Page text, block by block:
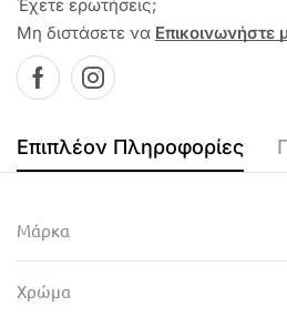
Έχετε ερωτήσεις;
Μη διστάσετε να Επικοινωνήστε
Επιπλέον Πληροφορίες
Μάρκα
Χρώμα